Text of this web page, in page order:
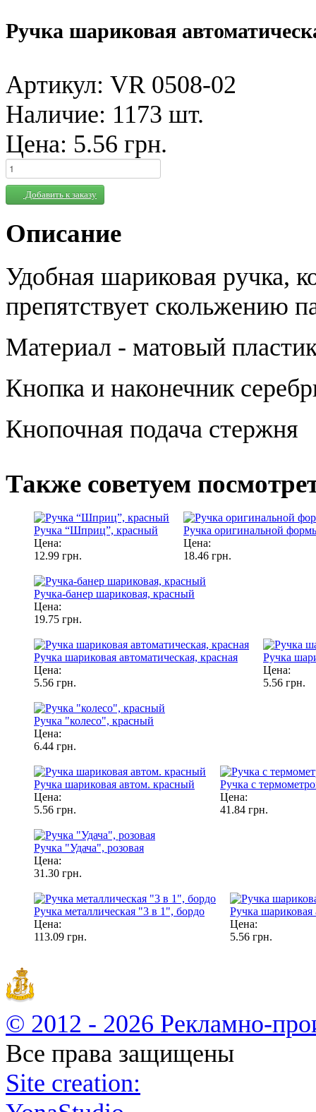
Ручка шариковая
Артикул: VR 0508-02
Наличие: 1173 шт.
Цена: 5.56 грн.
Добавить к заказу
Описание
Удобная шариковая ручка,
препятствует скольжению
Материал - матовый
Кнопка и наконечник
Кнопочная подача стержня
Также советуем
Ручка “Шприц”, красный
Цена:
12.99 грн.
Ручка оригинальной
Цена:
18.46 грн.
Ручка-банер шариковая, красный
Цена:
19.75 грн.
Ручка шариковая автоматическая, красная
Цена:
5.56 грн.
Ручка
Цена:
5.56 грн.
Ручка "колесо", красный
Цена:
6.44 грн.
Ручка шариковая автом. красный
Цена:
5.56 грн.
Ручка с
Цена:
41.84 грн.
Ручка "Удача", розовая
Цена:
31.30 грн.
Ручка металлическая "3 в 1", бордо
Цена:
113.09 грн.
Ручка шариковая
Цена:
5.56 грн.
© 2012 - 2026 Рекламно-
Все права защищены
Site creation: